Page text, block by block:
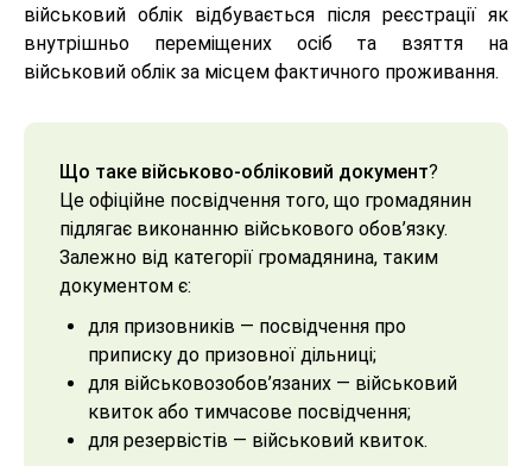
військовий облік відбувається після реєстрації як
внутрішньо переміщених осіб та взяття на
військовий облік за місцем фактичного проживання.
Що таке військово-обліковий документ?
Це офіційне посвідчення того, що громадянин
підлягає виконанню військового обов’язку.
Залежно від категорії громадянина, таким
документом є:
для призовників — посвідчення про
приписку до призовної дільниці;
для військовозобов’язаних — військовий
квиток або тимчасове посвідчення;
для резервістів — військовий квиток.